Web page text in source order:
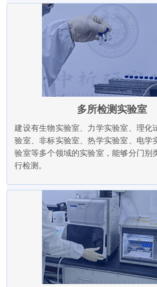
多所检测实验室
建设有生物实验室、力学实验室、理化
验室、非标实验室、热学实验室、电学
验室等多个领域的实验室，能够分门别
行检测。